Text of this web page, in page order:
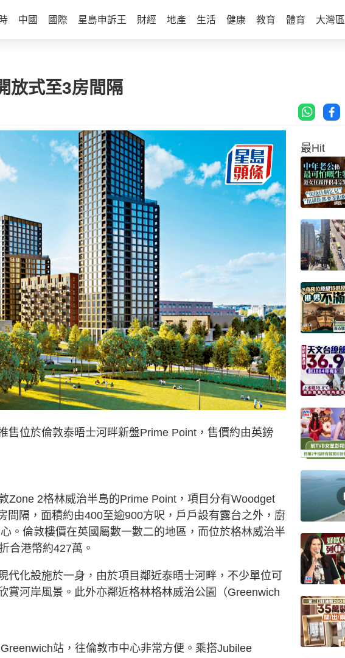
中國 國際 星島申訴王 財經 地產 生活 健康 教育 體育 大灣區
放式至3房間隔
售位於倫敦泰晤士河畔新盤Prime Point，售價約由英鎊
Zone 2格林威治半島的Prime Point，項目分有Woodget
間隔，面積約由400至逾900方呎，戶戶設有露台之外，廚
。倫敦樓價在英國屬數一數二的地區，而位於格林威治半
合港幣約427萬。
化設施於一身，由於項目鄰近泰晤士河畔，不少單位可
賞河岸風景。此外亦鄰近格林格林威治公園（Greenwich
站，往倫敦市中心非常方便。乘搭Jubilee
最Hit